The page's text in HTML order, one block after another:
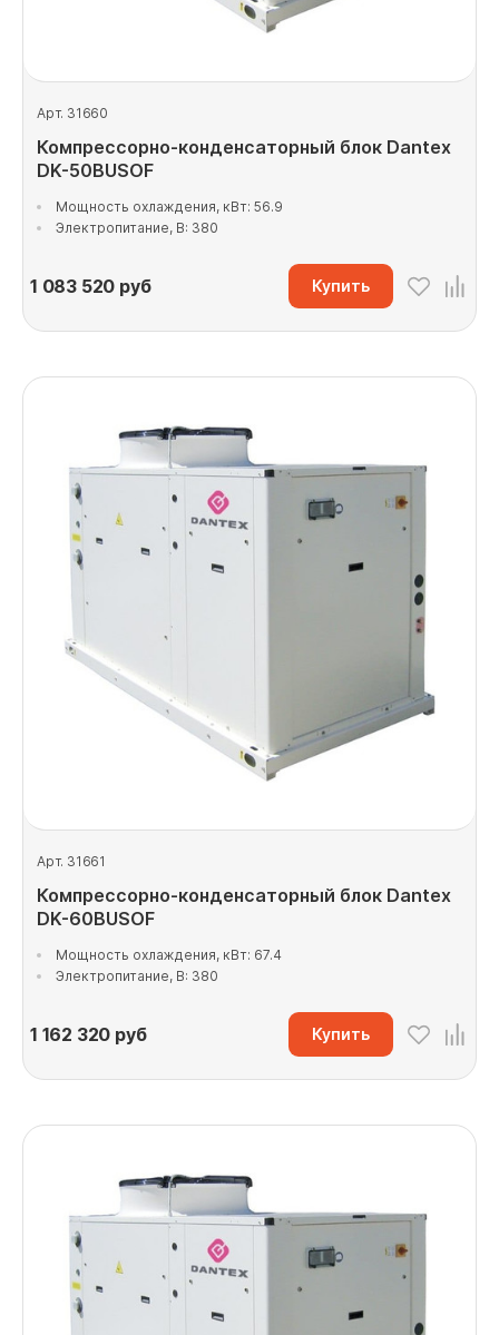
Арт. 31660
Компрессорно-конденсаторный блок Dantex
DK-50BUSOF
Мощность охлаждения, кВт: 56.9
Электропитание, В: 380
1 083 520 руб Купить
Арт. 31661
Компрессорно-конденсаторный блок Dantex
DK-60BUSOF
Мощность охлаждения, кВт: 67.4
Электропитание, В: 380
1 162 320 руб Купить